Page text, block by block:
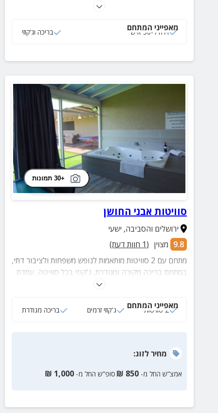
מאפייני המתחם
וילה ל-50 איש בריכה וג‘קוזי
+30 תמונות
סוויטות אבני החושן
ירושלים והסביבה, ישעי
9.8 מצוין (
1 חוות דעת)
מתחם עם 2 סוויטות מותאמות לנופש משפחות ולציבור דתי,
במתחם בריכה מקורה ומגודרת, ג'קוזי בכל סוויטה, עמדת
ברביקיו מאובזרת ומגוון פינות מרגוע
מאפייני המתחם
2 סוויטות ג'קוזי זרמים בריכה מגודרת
מחירלזוג:
אמצ”ש החל מ- 850
₪ סופ”ש החל מ- 1,000
₪